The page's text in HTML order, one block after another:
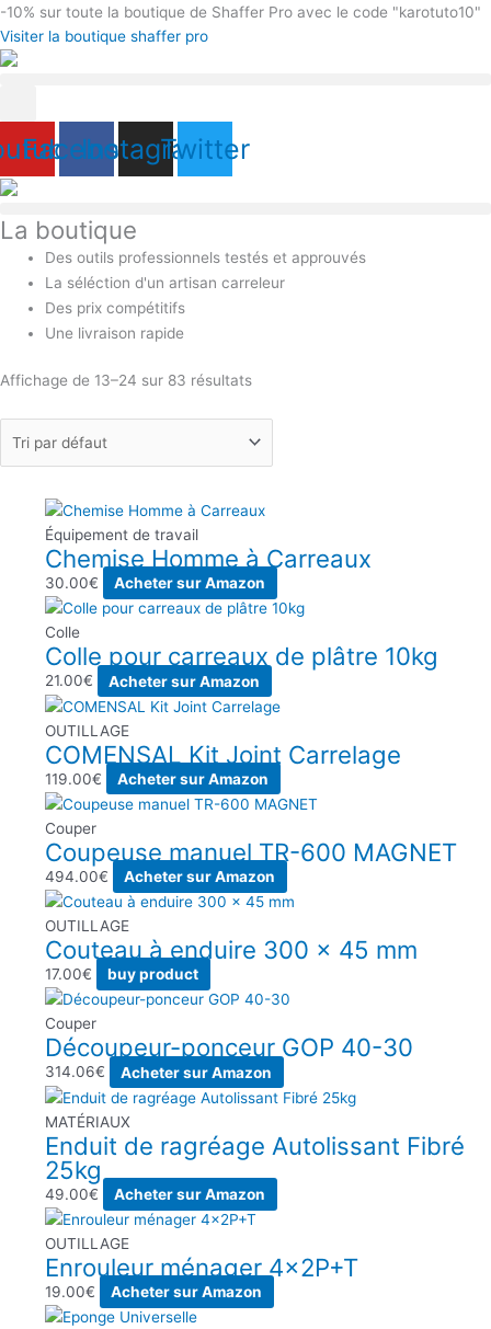
Aller
au
contenu
-10% sur toute la boutique de Shaffer Pro avec le code "karotuto10"
Visiter la boutique shaffer pro
Facebook
Instagram
Twitter
La boutique
Des outils professionnels testés et approuvés
La séléction d'un artisan carreleur
Des prix compétitifs
Une livraison rapide
Affichage de 13–24 sur 83 résultats
Équipement de travail
Chemise Homme à Carreaux
30.00€ Acheter sur Amazon
Colle
Colle pour carreaux de plâtre 10kg
21.00€ Acheter sur Amazon
OUTILLAGE
COMENSAL Kit Joint Carrelage
119.00€ Acheter sur Amazon
Couper
Coupeuse manuel TR-600 MAGNET
494.00€ Acheter sur Amazon
OUTILLAGE
Couteau à enduire 300 x 45 mm
17.00€ buy product
Couper
Découpeur-ponceur GOP 40-30
314.06€ Acheter sur Amazon
MATÉRIAUX
Enduit de ragréage Autolissant Fibré
25kg
49.00€ Acheter sur Amazon
OUTILLAGE
Enrouleur ménager 4x2P+T
19.00€ Acheter sur Amazon